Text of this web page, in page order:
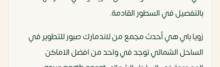
بالتفصيل في السطور القادمة.
زويا باي هي أحدث مجمع من لاندمارك صبور للتطوير في
الساحل الشمالي توجد في واحد من افضل الاماكن